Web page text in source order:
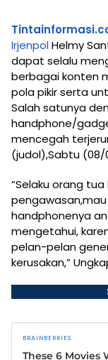
IrjenpolHelmy
dapat selalu
berbagai konten
pola pikir serta
Salah satunya
handphone/
mencegah
(judol),Sabtu (08/
“Selaku orang
handphonenya
mengetahui,
pelan-pelan
kerusakan,”